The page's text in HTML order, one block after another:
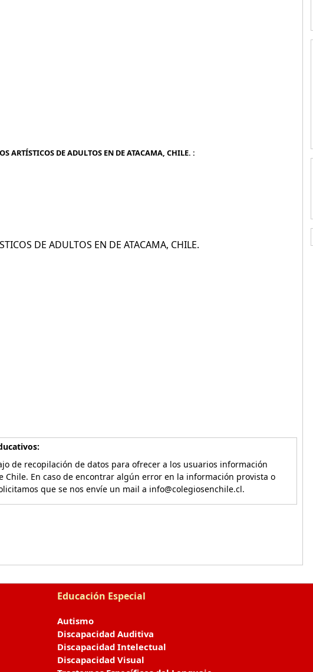
ARTÍSTICOS DE ADULTOS EN DE ATACAMA, CHILE. :
DE ADULTOS EN DE ATACAMA, CHILE.
de recopilación de datos para ofrecer a los usuarios información
Chile. En caso de encontrar algún error en la información provista o
que se nos envíe un mail a info@colegiosenchile.cl.
Educación Especial
Autismo
Discapacidad Auditiva
Discapacidad Intelectual
Discapacidad Visual